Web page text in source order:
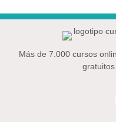
Más de 7.000 cursos